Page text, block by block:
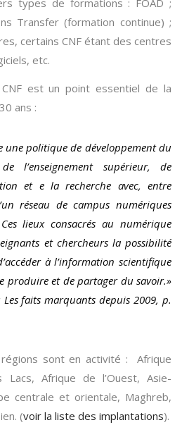
Transfer (formation continue) ;
certains CNF étant des centres
etc.
est un point essentiel de la
ans :
une politique de développement du
l’enseignement supérieur, de
et e la recherche avec, entre
réseau de campus numériques
lieux consacrés au numérique
et chercheurs la possibilité
à l’information scientifique
produire et de partager du savoir.»
Les faits marquants depuis 2009, p.
sont en activité : Afrique
Afrique de l’Ouest, Asie-
centrale et orientale, Maghreb,
(voir la liste des implantations).